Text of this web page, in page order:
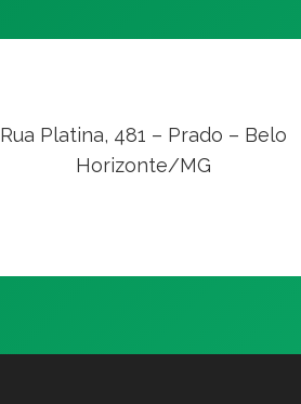
Rua Platina, 481 – Prado – Belo
Horizonte/MG